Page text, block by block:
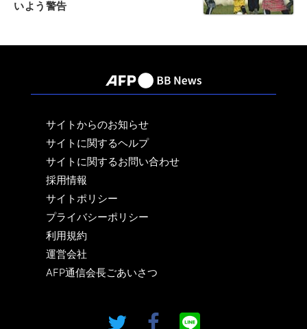
いよう警告
サイトからのお知らせ
サイトに関するヘルプ
サイトに関するお問い合わせ
採用情報
サイトポリシー
プライバシーポリシー
利用規約
運営会社
AFP通信会長ごあいさつ